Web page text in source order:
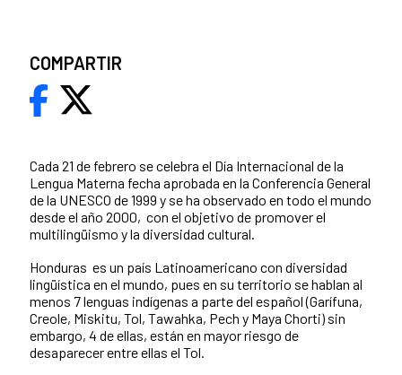
Cada 21 de febrero se celebra el Día Internacional de la
Lengua Materna fecha aprobada en la Conferencia General
de la UNESCO de 1999 y se ha observado en todo el mundo
desde el año 2000, con el objetivo de promover el
multilingüismo y la diversidad cultural.
Honduras es un país Latinoamericano con diversidad
lingüística en el mundo, pues en su territorio se hablan al
menos 7 lenguas indígenas a parte del español (Garífuna,
Creole, Miskitu, Tol, Tawahka, Pech y Maya Chorti) sin
embargo, 4 de ellas, están en mayor riesgo de
desaparecer entre ellas el Tol.
COMPARTIR